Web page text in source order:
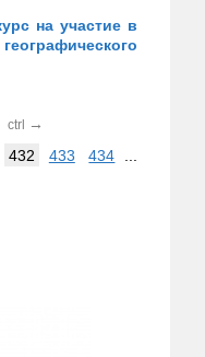
на участие в
ctrl →
432 433 434